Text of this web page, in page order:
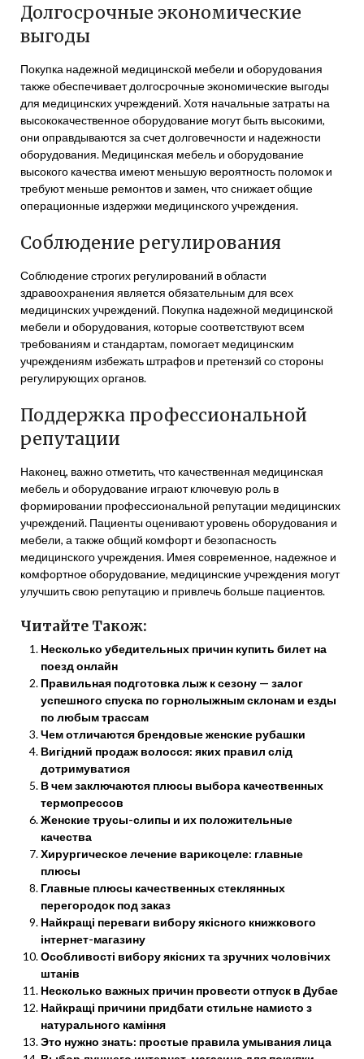
Долгосрочные экономические
выгоды
Покупка надежной медицинской мебели и оборудования
также обеспечивает долгосрочные экономические выгоды
для медицинских учреждений. Хотя начальные затраты на
высококачественное оборудование могут быть высокими,
они оправдываются за счет долговечности и надежности
оборудования. Медицинская мебель и оборудование
высокого качества имеют меньшую вероятность поломок и
требуют меньше ремонтов и замен, что снижает общие
операционные издержки медицинского учреждения.
Соблюдение регулирования
Соблюдение строгих регулирований в области
здравоохранения является обязательным для всех
медицинских учреждений. Покупка надежной медицинской
мебели и оборудования, которые соответствуют всем
требованиям и стандартам, помогает медицинским
учреждениям избежать штрафов и претензий со стороны
регулирующих органов.
Поддержка профессиональной
репутации
Наконец, важно отметить, что качественная медицинская
мебель и оборудование играют ключевую роль в
формировании профессиональной репутации медицинских
учреждений. Пациенты оценивают уровень оборудования и
мебели, а также общий комфорт и безопасность
медицинского учреждения. Имея современное, надежное и
комфортное оборудование, медицинские учреждения могут
улучшить свою репутацию и привлечь больше пациентов.
Читайте Також:
Несколько убедительных причин купить билет на
поезд онлайн
Правильная подготовка лыж к сезону — залог
успешного спуска по горнолыжным склонам и езды
по любым трассам
Чем отличаются брендовые женские рубашки
Вигідний продаж волосся: яких правил слід
дотримуватися
В чем заключаются плюсы выбора качественных
термопрессов
Женские трусы-слипы и их положительные
качества
Хирургическое лечение варикоцеле: главные
плюсы
Главные плюсы качественных стеклянных
перегородок под заказ
Найкращі переваги вибору якісного книжкового
інтернет-магазину
Особливості вибору якісних та зручних чоловічих
штанів
Несколько важных причин провести отпуск в Дубае
Найкращі причини придбати стильне намисто з
натурального каміння
Это нужно знать: простые правила умывания лица